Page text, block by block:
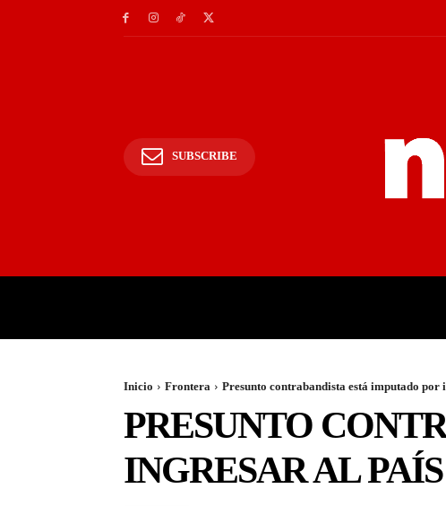
SUBSCRIBE
Inicio Frontera Presunto contrabandista está imputado por
PRESUNTO
INGRESAR AL